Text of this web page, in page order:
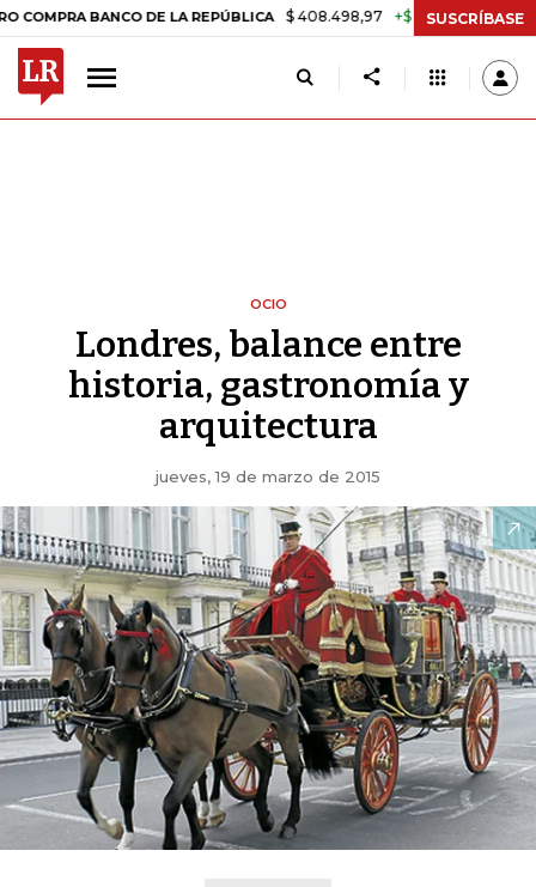
BANCO DE LA REPÚBLICA $ 408.498,97 +$ 8.753,81 +2,19%
SUSCRÍBASE
OCIO
Londres, balance entre
historia, gastronomía y
arquitectura
jueves, 19 de marzo de 2015